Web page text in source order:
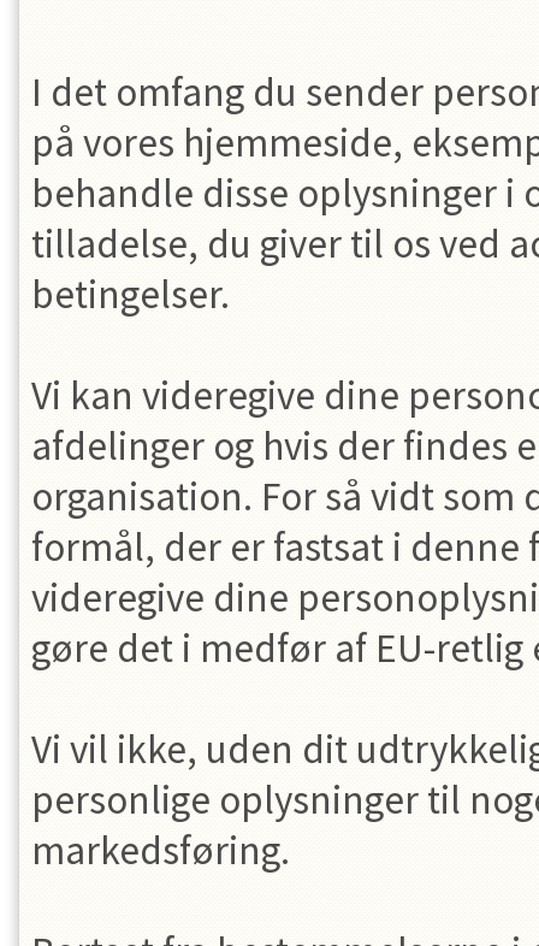
I det omfang du sender
på vores hjemmeside,
behandle disse oplysninger i
tilladelse, du giver til os ved
betingelser.
Vi kan videregive dine
afdelinger og hvis der findes
organisation. For så vidt
formål, der er fastsat i
videregive dine
gøre det i medfør af EU-
Vi vil ikke, uden dit
personlige oplysninger til
markedsføring.